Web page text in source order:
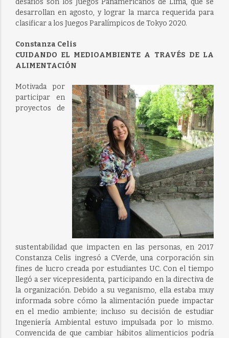
desafíos son los Juegos Panamericanos de Lima, que se
desarrollan en agosto, y lograr la marca requerida para
clasificar a los Juegos Paralímpicos de Tokyo 2020.
Constanza Celis
CUIDANDO EL MEDIOAMBIENTE A TRAVÉS DE LA
ALIMENTACIÓN
Motivada por
participar en
proyectos de
sustentabilidad que impacten en las personas, en 2017
Constanza Celis ingresó a CVerde, una corporación sin
fines de lucro creada por estudiantes UC. Con el tiempo
llegó a ser vicepresidenta, participando en la directiva de
la organización. Debido a su veganismo, ella estaba muy
informada sobre cómo la alimentación puede impactar
en el medio ambiente; incluso su decisión de estudiar
Ingeniería Ambiental estuvo impulsada por lo mismo.
Convencida de que cambiar hábitos alimenticios podría